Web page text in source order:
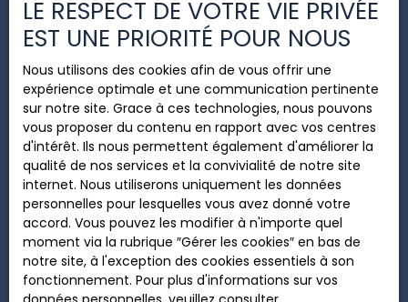
L223-1 du code de la consommation, sur le site
Internet www.bloctel.gouv.fr ou par courrier
Société Worldline, Service Bloctel, CS 61311, 41013
BLOIS CEDEX.
Pour en savoir plus sur le traitement de vos
données personnelles, veuillez consulter notre
politique de confidentialité .
Recevoir des annonces
LE RESPECT DE VOTRE VIE PRIVÉE
EST UNE PRIORITÉ POUR NOUS
Nous utilisons des cookies afin de vous offrir une
expérience optimale et une communication pertinente
sur notre site. Grace à ces technologies, nous pouvons
vous proposer du contenu en rapport avec vos centres
d'intérêt. Ils nous permettent également d'améliorer la
qualité de nos services et la convivialité de notre site
internet. Nous utiliserons uniquement les données
personnelles pour lesquelles vous avez donné votre
accord. Vous pouvez les modifier à n'importe quel
moment via la rubrique ″Gérer les cookies″ en bas de
notre site, à l'exception des cookies essentiels à son
fonctionnement. Pour plus d'informations sur vos